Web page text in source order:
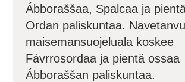
Ábboraššaa, Spalcaa ja
Ordan paliskuntaa.
maisemansuojeluala koskee
Fávrrosordaa ja pientä ossaa
Ábboraššan paliskuntaa.